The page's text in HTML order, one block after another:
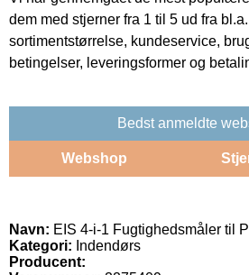
dem med stjerner fra 1 til 5 ud fra
sortimentstørrelse, kundeservice,
betingelser, leveringsformer og
Bedst anmeldte
Webshop
Navn: EIS 4-i-1 Fugtighedsmåler til
Kategori: Indendørs
Producent: